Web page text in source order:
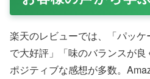
楽天のレビューでは、「パッ
で大好評」「味のバランスが
ポジティブな感想が多数。